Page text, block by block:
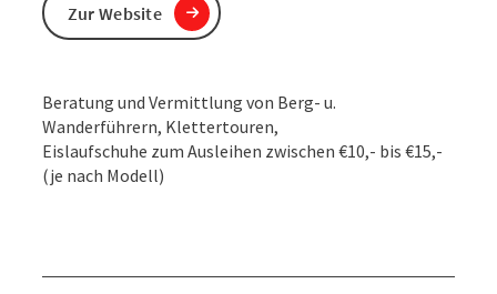
Beratung und Vermittlung von Berg- u.
Wanderführern, Klettertouren,
Eislaufschuhe zum Ausleihen zwischen €10,- bis €15,-
(je nach Modell)
Zur Website